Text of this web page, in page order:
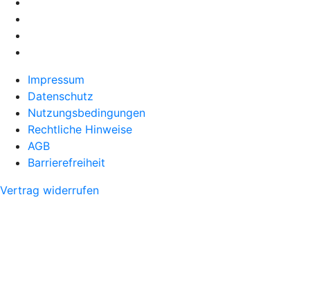
Impressum
Datenschutz
Nutzungsbedingungen
Rechtliche Hinweise
AGB
Barrierefreiheit
Vertrag widerrufen